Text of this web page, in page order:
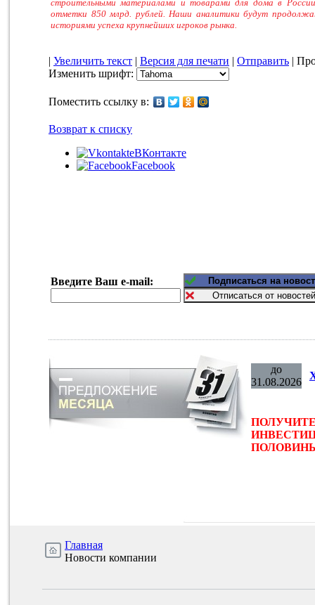
строительными материалами и товарами для дома в
отметки 850 млрд. рублей. Наши аналитики будут
историями успеха крупнейших игроков рынка.
| Увеличить текст | Версия для печати | Отправить |
Изменить шрифт:
Поместить ссылку в:
Возврат к списку
ВКонтакте
Facebook
Введите Ваш e-mail:
до
31.08.2026
ПОЛОВИНЫ
Главная
Новости компании